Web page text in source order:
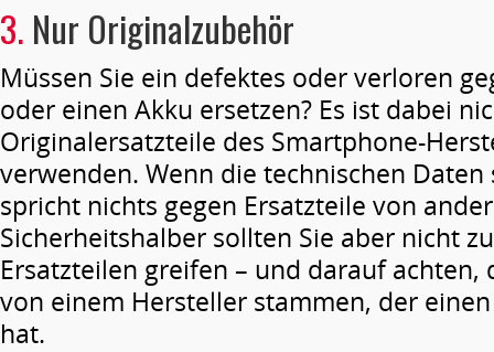
3. Nur Originalzubehör
Müssen Sie ein defektes oder verloren
oder einen Akku ersetzen? Es ist dabei
Originalersatzteile des Smartphone-
verwenden. Wenn die technischen
spricht nichts gegen Ersatzteile von
Sicherheitshalber sollten Sie aber nicht
Ersatzteilen greifen – und darauf achten,
von einem Hersteller stammen, der
hat.